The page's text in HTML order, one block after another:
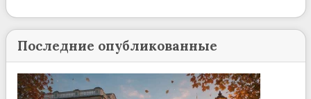
Последние опубликованные